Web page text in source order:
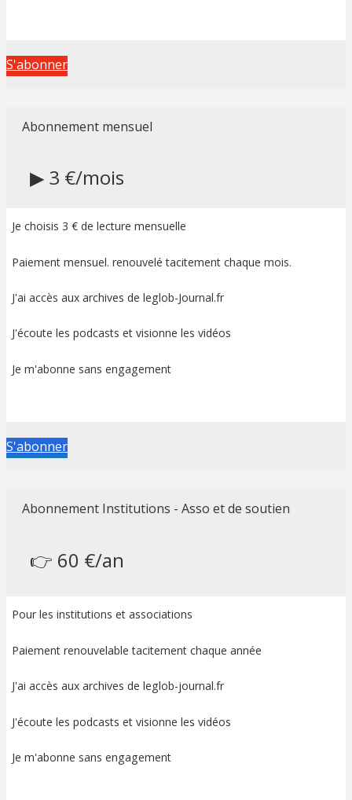
S'abonner
Abonnement mensuel
▶ 3 €/mois
Je choisis 3 € de lecture mensuelle
Paiement mensuel. renouvelé tacitement chaque mois.
J'ai accès aux archives de leglob-Journal.fr
J'écoute les podcasts et visionne les vidéos
Je m'abonne sans engagement
S'abonner
Abonnement Institutions - Asso et de soutien
👉 60 €/an
Pour les institutions et associations
Paiement renouvelable tacitement chaque année
J'ai accès aux archives de leglob-journal.fr
J'écoute les podcasts et visionne les vidéos
Je m'abonne sans engagement